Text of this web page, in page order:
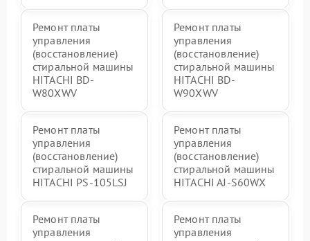
Ремонт платы
управления
(восстановление)
стиральной машины
HITACHI BD-
W80XWV
Ремонт платы
управления
(восстановление)
стиральной машины
HITACHI BD-
W90XWV
Ремонт платы
управления
(восстановление)
стиральной машины
HITACHI PS-105LSJ
Ремонт платы
управления
(восстановление)
стиральной машины
HITACHI AJ-S60WX
Ремонт платы
управления
Ремонт платы
управления